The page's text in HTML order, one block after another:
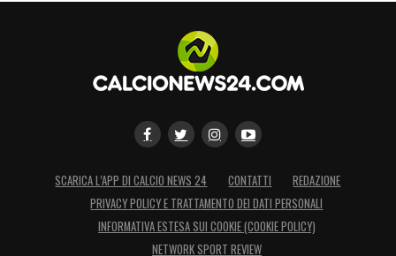
SCARICA L’APP DI CALCIO NEWS 24 CONTATTI
REDAZIONE
PRIVACY POLICY E TRATTAMENTO DEI DATI PERSONALI
INFORMATIVA ESTESA SUI COOKIE (COOKIE POLICY)
NETWORK SPORT REVIEW